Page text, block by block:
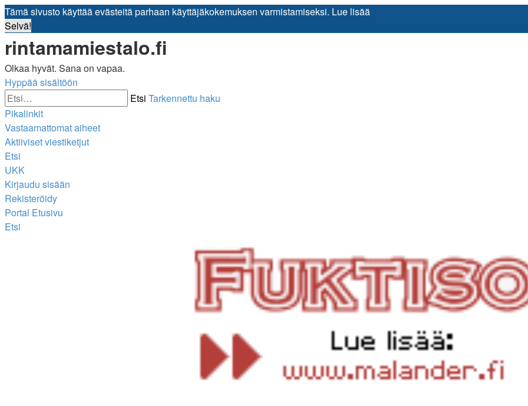
Tämä sivusto käyttää evästeitä parhaan käyttäjäkokemuksen varmistamiseksi. Lue lisää
Selvä!
rintamamiestalo.fi
Olkaa hyvät. Sana on vapaa.
Hyppää sisältöön
Etsi Tarkennettu haku
Pikalinkit
Vastaamattomat aiheet
Aktiiviset viestiketjut
Etsi
UKK
Kirjaudu sisään
Rekisteröidy
Portal Etusivu
Etsi